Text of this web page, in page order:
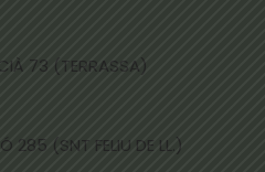
73 (TERRASSA)
285 (SNT FELIU DE LL.)